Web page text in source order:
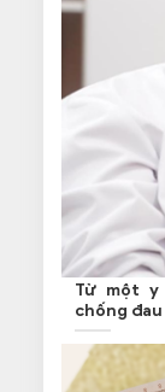
Từ một
chống